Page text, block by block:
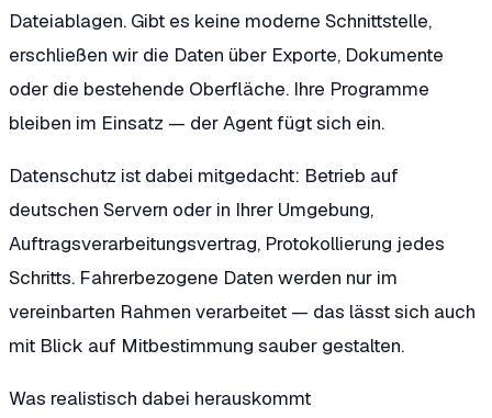
Dateiablagen. Gibt es keine moderne Schnittstelle,
erschließen wir die Daten über Exporte, Dokumente
oder die bestehende Oberfläche. Ihre Programme
bleiben im Einsatz — der Agent fügt sich ein.
Datenschutz ist dabei mitgedacht: Betrieb auf
deutschen Servern oder in Ihrer Umgebung,
Auftragsverarbeitungsvertrag, Protokollierung jedes
Schritts. Fahrerbezogene Daten werden nur im
vereinbarten Rahmen verarbeitet — das lässt sich auch
mit Blick auf Mitbestimmung sauber gestalten.
Was realistisch dabei herauskommt